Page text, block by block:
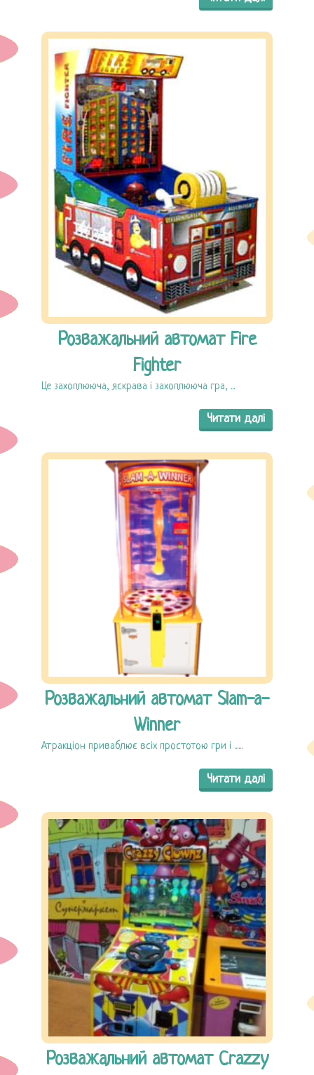
Розважальний автомат Fire
Fighter
Це захоплююча, яскрава і захоплююча гра, ...
Читати далі
Розважальний автомат Slam-a-
Winner
Атракціон приваблює всіх простотою гри і ......
Читати далі
Розважальний автомат Crazzy